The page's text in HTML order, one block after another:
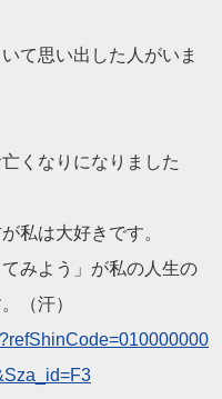
て思い出した人がいま
くなりになりました
私は大好きです。
みよう」が私の人生の
（汗）
Sza_id=F3